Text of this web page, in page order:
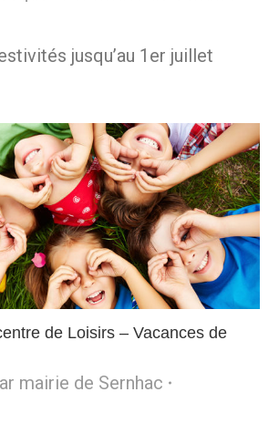
jusqu’au 1er juillet
de Loisirs – Vacances de
mairie de Sernhac